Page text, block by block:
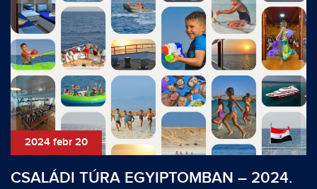
2024 febr 20
CSALÁDI TÚRA EGYIPTOMBAN – 2024.